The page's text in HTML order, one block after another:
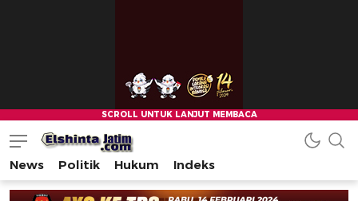
News Politik Hukum Indeks